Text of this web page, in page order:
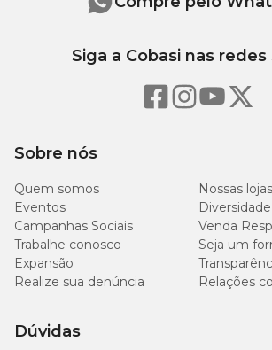
Sobre nós
Quem somos
Nossas lojas
Eventos
Campanhas Sociais
Venda
Trabalhe conosco
Seja um
Expansão
Realize sua denúncia
Relações
Dúvidas
Siga a Cobasi nas redes